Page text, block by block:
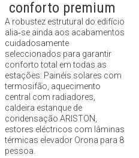
conforto premium
A robustez estrutural do edifício
alia‑se ainda aos acabamentos
cuidadosamente
seleccionados para garantir
conforto total em todas as
estações: Painéis solares com
termosifão, aquecimento
central com radiadores,
caldeira estanque de
condensação ARISTON,
estores eléctricos com lâminas
térmicas elevador Orona para 8
pessoa.